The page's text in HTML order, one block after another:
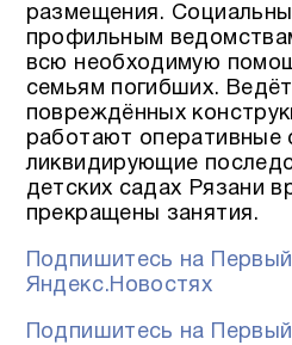
размещения.
профильным
всю необходимую
семьям погибших.
повреждённых
работают оперативные
ликвидирующие
детских садах Рязани
прекращены занятия.
Подпишитесь на
Яндекс.Новостях
Подпишитесь на